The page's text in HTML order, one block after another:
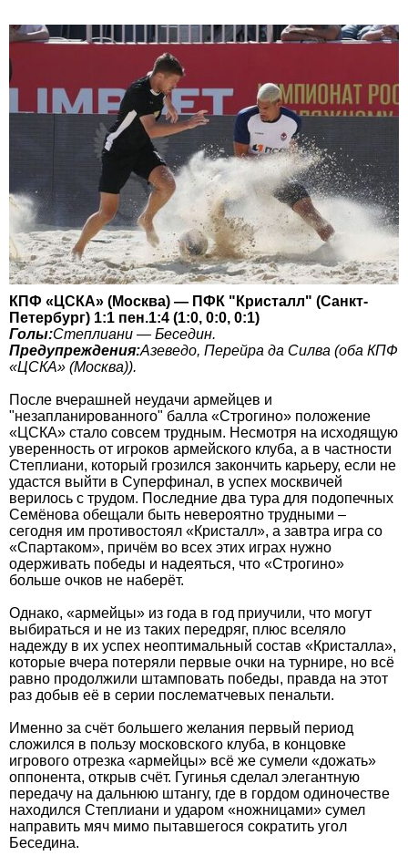
КПФ «ЦСКА» (Москва) — ПФК "Кристалл" (Санкт-
Петербург) 1:1 пен.1:4 (1:0, 0:0, 0:1)
Голы:Степлиани — Беседин.
Предупреждения:Азеведо, Перейра да Силва (оба КПФ
«ЦСКА» (Москва)).
После вчерашней неудачи армейцев и
"незапланированного" балла «Строгино» положение
«ЦСКА» стало совсем трудным. Несмотря на исходящую
уверенность от игроков армейского клуба, а в частности
Степлиани, который грозился закончить карьеру, если не
удастся выйти в Суперфинал, в успех москвичей
верилось с трудом. Последние два тура для подопечных
Семёнова обещали быть невероятно трудными –
сегодня им противостоял «Кристалл», а завтра игра со
«Спартаком», причём во всех этих играх нужно
одерживать победы и надеяться, что «Строгино»
больше очков не наберёт.
Однако, «армейцы» из года в год приучили, что могут
выбираться и не из таких передряг, плюс вселяло
надежду в их успех неоптимальный состав «Кристалла»,
которые вчера потеряли первые очки на турнире, но всё
равно продолжили штамповать победы, правда на этот
раз добыв её в серии послематчевых пенальти.
Именно за счёт большего желания первый период
сложился в пользу московского клуба, в концовке
игрового отрезка «армейцы» всё же сумели «дожать»
оппонента, открыв счёт. Гугинья сделал элегантную
передачу на дальнюю штангу, где в гордом одиночестве
находился Степлиани и ударом «ножницами» сумел
направить мяч мимо пытавшегося сократить угол
Беседина.